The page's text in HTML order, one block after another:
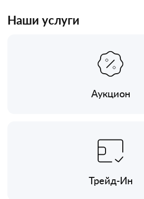
Наши услуги
Аукцион
Трейд-Ин